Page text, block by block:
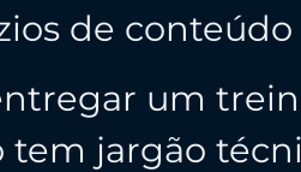
de
um
jargão